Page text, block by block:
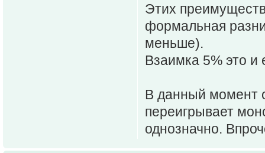
Этих
формальная
меньше).
Взаимка 5% это и
В данный момент
переигрывает
однозначно.